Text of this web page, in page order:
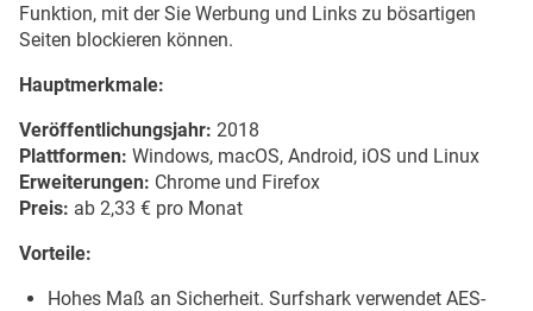
Funktion, mit der Sie Werbung und Links zu bösartigen
Seiten blockieren können.
Hauptmerkmale:
Veröffentlichungsjahr: 2018
Plattformen: Windows, macOS, Android, iOS und Linux
Erweiterungen: Chrome und Firefox
Preis: ab 2,33 € pro Monat
Vorteile:
Hohes Maß an Sicherheit. Surfshark verwendet AES-